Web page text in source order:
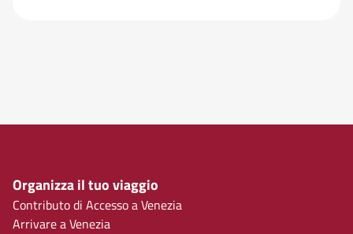
Organizza il tuo viaggio
Contributo di Accesso a Venezia
Arrivare a Venezia